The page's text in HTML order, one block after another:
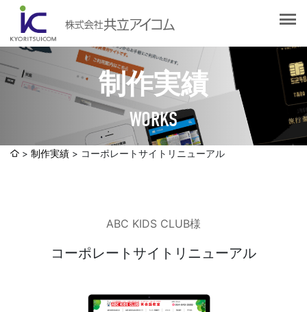
制作実績
WORKS
会社概要
社長挨拶
企業理念
認証取得
SDGsへの取り組みについて
選ばれる理由
Web制作・ホームページ制作
システム開発
発送代行・全国流通（ロジスティクス）
デジタルコンテンツ制作・撮影・その他
制作実績
社員ブログ
採用情報
制作実績 コーポレートサイトリニューアル
ABC KIDS CLUB様
コーポレートサイトリニューアル